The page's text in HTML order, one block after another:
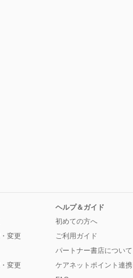
変更
変更
ヘルプ＆ガイド
初めての方へ
ご利用ガイド
パートナー書店について
ケアネットポイント連携